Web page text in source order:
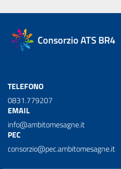
Consorzio ATS BR4
TELEFONO
0831.779207
EMAIL
info@ambitomesagne.it
PEC
consorzio@pec.ambitomesagne.it